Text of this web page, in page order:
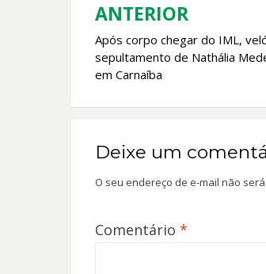
Navegação
de
Post
ANTERIOR
Após corpo chegar do IML,
sepultamento de Nathália
em Carnaíba
Deixe um
O seu endereço de e-mail não
Comentário *